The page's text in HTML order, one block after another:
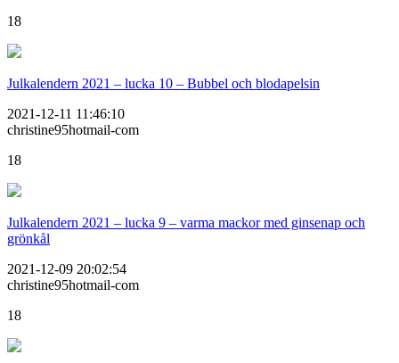
18
Julkalendern 2021 – lucka 10 – Bubbel och blodapelsin
2021-12-11 11:46:10
christine95hotmail-com
18
Julkalendern 2021 – lucka 9 – varma mackor med ginsenap och
grönkål
2021-12-09 20:02:54
christine95hotmail-com
18